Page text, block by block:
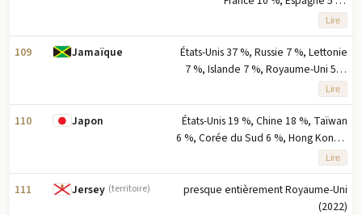
Royaume-Uni 5 % (2023) note : cinq
principaux partenaires à l'exportation
selon le pourcentage des
exportations
Lire
109 Jamaïque
États-Unis 37 %, Russie 7 %, Lettonie
7 %, Islande 7 %, Royaume-Uni 5 %
(2023) note : cinq principaux
partenaires à l'exportation basés sur
le pourcentage des exportations
Lire
110 Japon
États-Unis 19 %, Chine 18 %, Taïwan
6 %, Corée du Sud 6 %, Hong Kong 4
% (2023) note : cinq principaux
partenaires à l'exportation basés sur
le pourcentage des exportations
Lire
111 Jersey (territoire)
presque entièrement Royaume-Uni
(2022)